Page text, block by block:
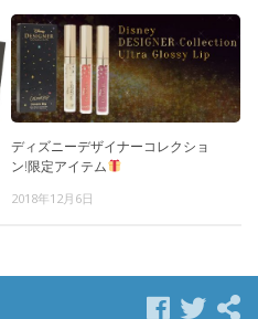
ディズニーデザイナーコレクショ
ン!限定アイテム
2018年12月6日